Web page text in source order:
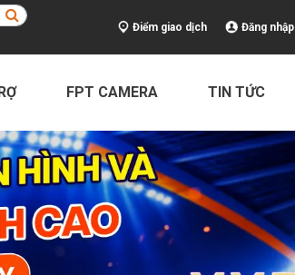
Điểm giao dịch Đăng nhập
FPT CAMERA TIN TỨC